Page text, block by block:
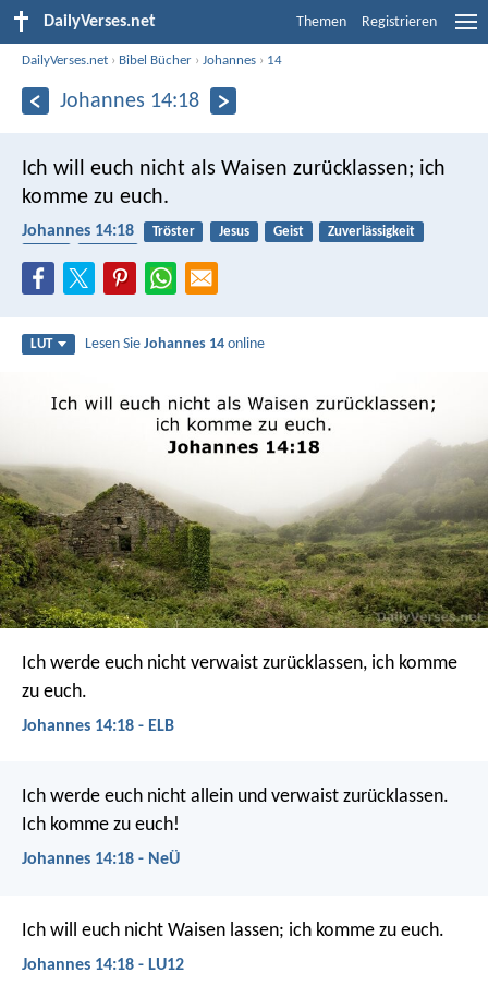
DailyVerses.net Themen Registrieren
DailyVerses.net › Bibel Bücher ›Johannes › 14
Johannes 14:18
Ich will euch nicht als Waisen zurücklassen; ich
komme zu euch.
Johannes 14:18 Tröster Jesus Geist
Zuverlässigkeit
LUT Lesen SieJohannes 14 online
Ich werde euch nicht verwaist zurücklassen, ich komme
zu euch.
Johannes 14:18 - ELB
Ich werde euch nicht allein und verwaist zurücklassen.
Ich komme zu euch!
Johannes 14:18 - NeÜ
Ich will euch nicht Waisen lassen; ich komme zu euch.
Johannes 14:18 - LU12